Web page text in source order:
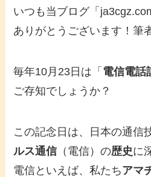
いつも当ブログ「
ありがとうございます！筆
毎年10月23日は「 電信電話
ご存知でしょうか？
この記念日は、日本の通信
ルス通信（電信）の歴史に
電信といえば、私たちアマ